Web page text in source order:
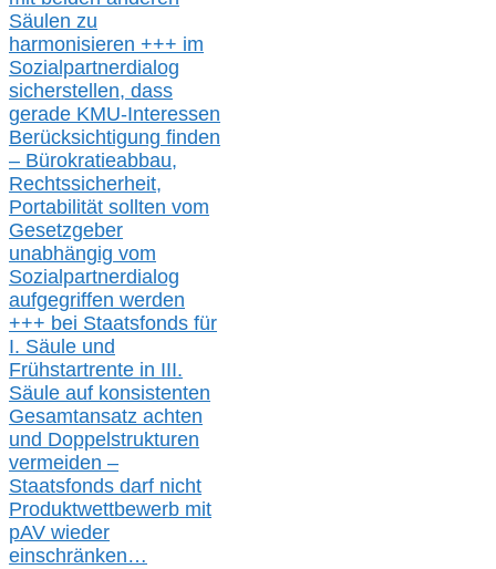
Säulen zu
harmonisieren +++ im
Sozialpartnerdialog
sicherstellen, dass
gerade KMU-Interessen
Berücksichtigung finden
– Bürokratieabbau,
Rechtssicherheit,
Portabilität sollten vom
Gesetzgeber
unabhängig vom
Sozialpartnerdialog
aufgegriffen werden
+++ bei Staatsfonds für
I. Säule und
Frühstartrente in III.
Säule auf konsistenten
Gesamtansatz achten
und Doppelstrukturen
vermeiden –
Staatsfonds darf nicht
Produktwettbewerb mit
pAV wieder
einschränken…